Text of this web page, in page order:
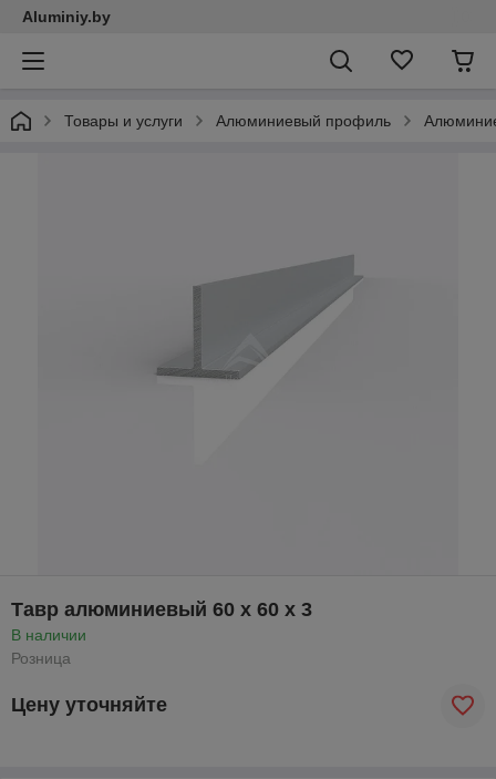
Aluminiy.by
Товары и услуги Алюминиевый профиль
Тавр алюминиевый 60 х 60 x 3
В наличии
Розница
Цену уточняйте